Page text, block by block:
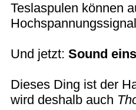
Teslaspulen können
Und jetzt: Sound
Dieses Ding ist der
wird deshalb auch